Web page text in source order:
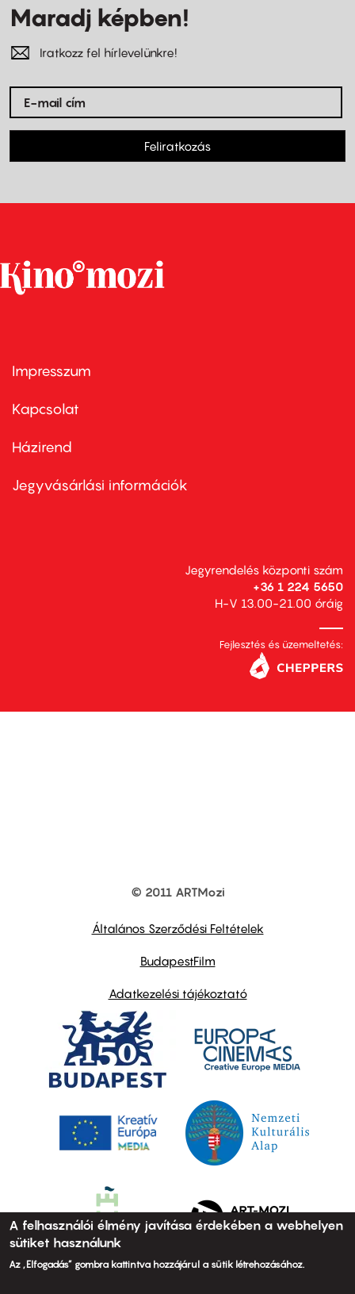
Maradj képben!
Iratkozz fel hírlevelünkre!
Feliratkozás
Footer
first
Impresszum
Kapcsolat
Footer
second
Házirend
Jegyvásárlási információk
Jegyrendelés központi szám
+36 1 224 5650
H-V 13.00-21.00 óráig
Fejlesztés és üzemeltetés:
© 2011 ARTMozi
Általános Szerződési Feltételek
BudapestFilm
Adatkezelési tájékoztató
A felhasználói élmény javítása érdekében a webhelyen
sütiket használunk
Az „Elfogadás” gombra kattintva hozzájárul a sütik létrehozásához.